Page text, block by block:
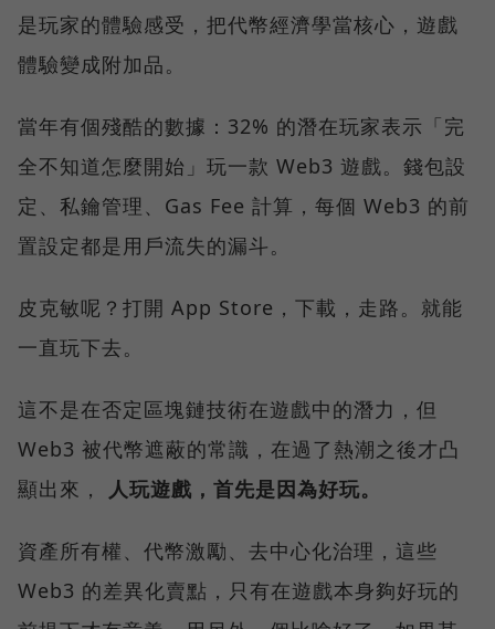
是玩家的體驗感受，把代幣經濟學當核心，遊戲
體驗變成附加品。
當年有個殘酷的數據：32% 的潛在玩家表示「完
全不知道怎麼開始」玩一款 Web3 遊戲。錢包設
定、私鑰管理、Gas Fee 計算，每個 Web3 的前
置設定都是用戶流失的漏斗。
皮克敏呢？打開 App Store，下載，走路。就能
一直玩下去。
這不是在否定區塊鏈技術在遊戲中的潛力，但
Web3 被代幣遮蔽的常識，在過了熱潮之後才凸
顯出來， 人玩遊戲，首先是因為好玩。
資產所有權、代幣激勵、去中心化治理，這些
Web3 的差異化賣點，只有在遊戲本身夠好玩的